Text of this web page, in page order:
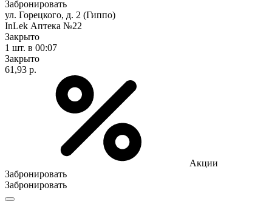
Забронировать
ул. Горецкого, д. 2 (Гиппо)
InLek Аптека №22
Закрыто
1 шт. в 00:07
Закрыто
61,93 р.
Акции
Забронировать
Забронировать